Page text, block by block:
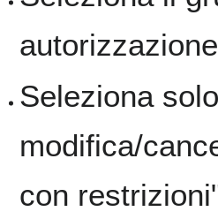
Seleziona
modifica/
con